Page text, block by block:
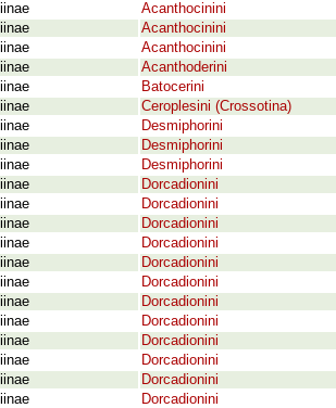
Acanthocinini
Acanthocinini
Acanthocinini
Acanthoderini
Batocerini
Ceroplesini (Crossotina)
Desmiphorini
Desmiphorini
Desmiphorini
Dorcadionini
Dorcadionini
Dorcadionini
Dorcadionini
Dorcadionini
Dorcadionini
Dorcadionini
Dorcadionini
Dorcadionini
Dorcadionini
Dorcadionini
Dorcadionini